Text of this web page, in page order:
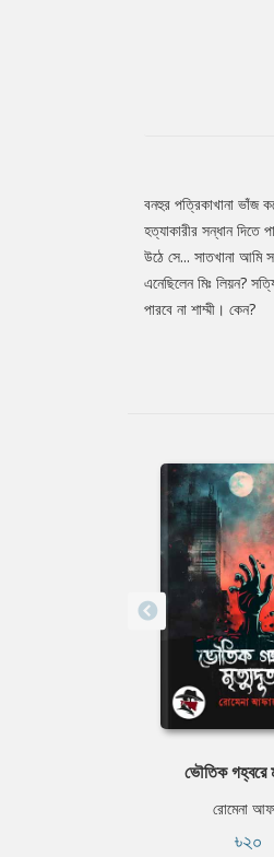
Tab
Article
বনহুর পত্রিকাখানা ভাঁজ
হত্যাকারীর সন্ধান দিতে
উঠে সে... সাতখানা আমি
এনেছিলেন মিঃ লিয়ন?
পারবে না শাম্মী। কেন?
ভৌতিক গহ্বরে
রোমেনা
৳২০